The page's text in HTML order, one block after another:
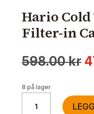
Hario Cold
Filter-in
598.00kr
8 på lager
Cold